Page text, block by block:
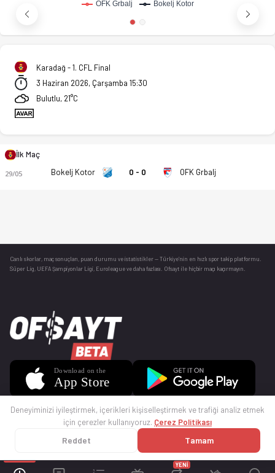
YENİ
Karadağ - 1. CFL Final
3 Haziran 2026, Çarşamba 15:30
Bulutlu, 21°C
İlk Maç
29/05 Bokelj Kotor 0 - 0 OFK Grbalj
Canlı skorlar , maç sonuçları, puan durumu ve istatistikler — Türkiye’nin en hızlı spor takip platformu.
Süper Lig, UEFA Şampiyonlar Ligi, Euroleague ve daha fazlası. Ofsayt ile hiçbir maçı kaçırmayın.
© 2025 Ofsayt
Deneyiminizi iyileştirmek, içerikleri kişiselleştirmek ve trafiği analiz etmek
için çerezler kullanıyoruz. Çerez Politikası
Reddet Tamam